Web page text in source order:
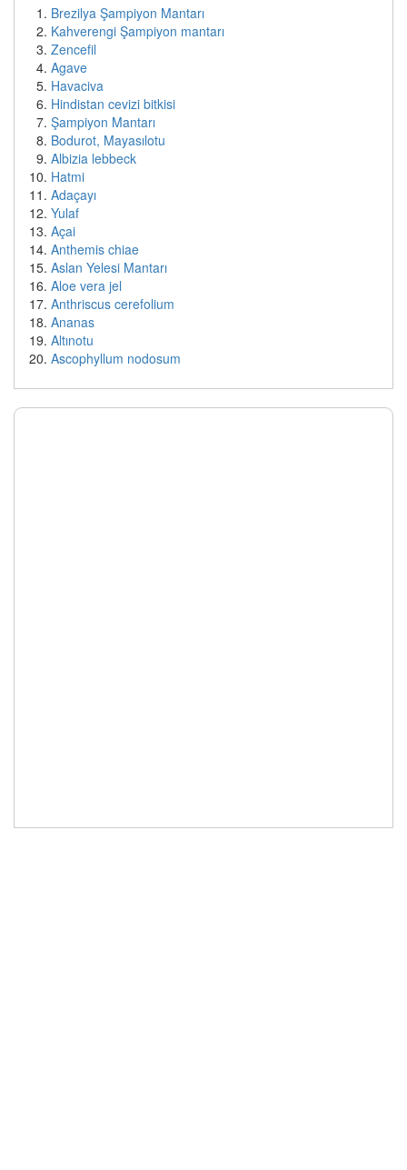
Brezilya Şampiyon Mantarı
Kahverengi Şampiyon mantarı
Zencefil
Agave
Havaciva
Hindistan cevizi bitkisi
Şampiyon Mantarı
Bodurot, Mayasılotu
Albizia lebbeck
Hatmi
Adaçayı
Yulaf
Açai
Anthemis chiae
Aslan Yelesi Mantarı
Aloe vera jel
Anthriscus cerefolium
Ananas
Altınotu
Ascophyllum nodosum